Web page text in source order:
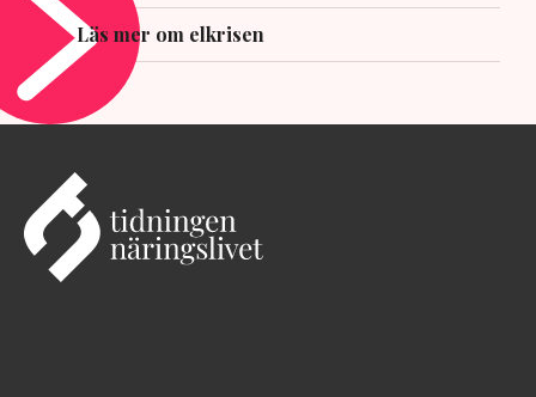
Läs mer om elkrisen